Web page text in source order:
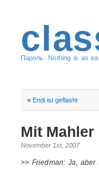
Пароль: Nothing is as
« Endi ist geflasht
Mit Mahler
November 1st, 2007
>> Friedman: Ja,